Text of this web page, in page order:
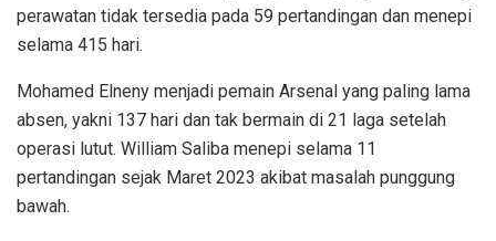
perawatan tidak tersedia pada 59 pertandingan dan menepi
selama 415 hari.
Mohamed Elneny menjadi pemain Arsenal yang paling lama
absen, yakni 137 hari dan tak bermain di 21 laga setelah
operasi lutut. William Saliba menepi selama 11
pertandingan sejak Maret 2023 akibat masalah punggung
bawah.